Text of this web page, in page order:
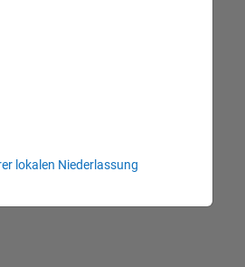
lokalen Niederlassung